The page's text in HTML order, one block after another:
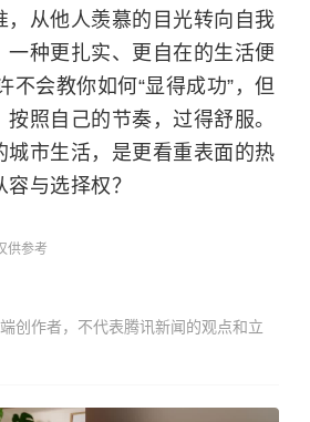
，从他人羡慕的目光转向自我
一种更扎实、更自在的生活便
不会教你如何“显得成功”，但
照自己的节奏，过得舒服。
城市生活，是更看重表面的热
与选择权？
供参考
创作者，不代表腾讯新闻的观点和立